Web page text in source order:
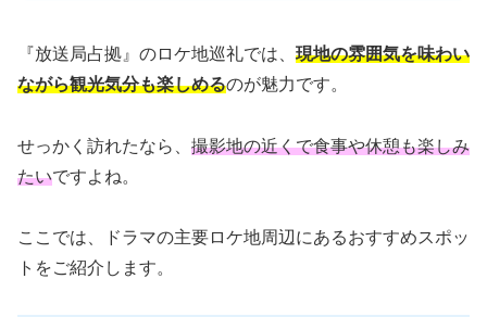
『放送局占拠』のロケ地巡礼では、 現地の雰囲気を味わい
ながら観光気分も楽しめるのが魅力です。
せっかく訪れたなら、 撮影地の近くで食事や休憩も楽しみ
たいですよね。
ここでは、ドラマの主要ロケ地周辺にあるおすすめスポッ
トをご紹介します。